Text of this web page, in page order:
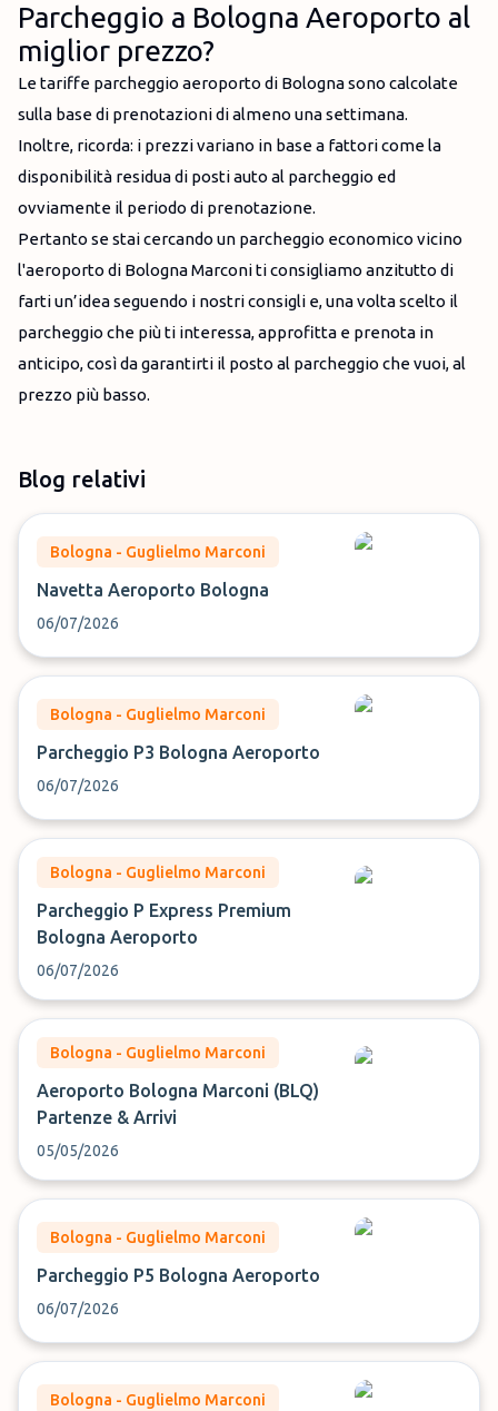
Parcheggio a Bologna Aeroporto al
miglior prezzo?
Le tariffe parcheggio aeroporto di Bologna sono calcolate
sulla base di prenotazioni di almeno una settimana.
Inoltre, ricorda: i prezzi variano in base a fattori come la
disponibilità residua di posti auto al parcheggio ed
ovviamente il periodo di prenotazione.
Pertanto se stai cercando un parcheggio economico vicino
l'aeroporto di Bologna Marconi ti consigliamo anzitutto di
farti un’idea seguendo i nostri consigli e, una volta scelto il
parcheggio che più ti interessa, approfitta e prenota in
anticipo, così da garantirti il posto al parcheggio che vuoi, al
prezzo più basso.
Blog relativi
Bologna - Guglielmo Marconi
Navetta Aeroporto Bologna
06/07/2026
Bologna - Guglielmo Marconi
Parcheggio P3 Bologna Aeroporto
06/07/2026
Bologna - Guglielmo Marconi
Parcheggio P Express Premium
Bologna Aeroporto
06/07/2026
Bologna - Guglielmo Marconi
Aeroporto Bologna Marconi (BLQ)
Partenze & Arrivi
05/05/2026
Bologna - Guglielmo Marconi
Parcheggio P5 Bologna Aeroporto
06/07/2026
Bologna - Guglielmo Marconi